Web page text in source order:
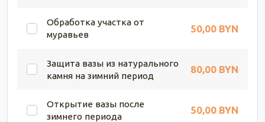
Обработка участка от
муравьев
50,00 BYN
Защита вазы из натурального
камня на зимний период
80,00 BYN
Открытие вазы после
зимнего периода
50,00 BYN